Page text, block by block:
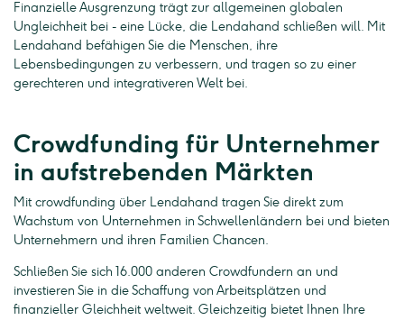
Finanzielle Ausgrenzung trägt zur allgemeinen globalen
Ungleichheit bei - eine Lücke, die Lendahand schließen will. Mit
Lendahand befähigen Sie die Menschen, ihre
Lebensbedingungen zu verbessern, und tragen so zu einer
gerechteren und integrativeren Welt bei.
Crowdfunding für Unternehmer
in aufstrebenden Märkten
Mit crowdfunding über Lendahand tragen Sie direkt zum
Wachstum von Unternehmen in Schwellenländern bei und bieten
Unternehmern und ihren Familien Chancen.
Schließen Sie sich 16.000 anderen Crowdfundern an und
investieren Sie in die Schaffung von Arbeitsplätzen und
finanzieller Gleichheit weltweit. Gleichzeitig bietet Ihnen Ihre